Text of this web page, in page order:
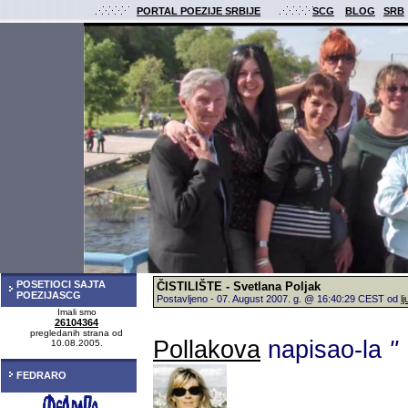
PORTAL POEZIJE SRBIJE SCG BLOG SRB
POSETIOCI SAJTA
POEZIJASCG
Imali smo
26104364
pregledanih strana od
10.08.2005.
FEDRARO
ČISTILIŠTE - Svetlana Poljak
Postavljeno - 07. August 2007. g. @ 16:40:29 CEST od
Pollakova napisao-la "